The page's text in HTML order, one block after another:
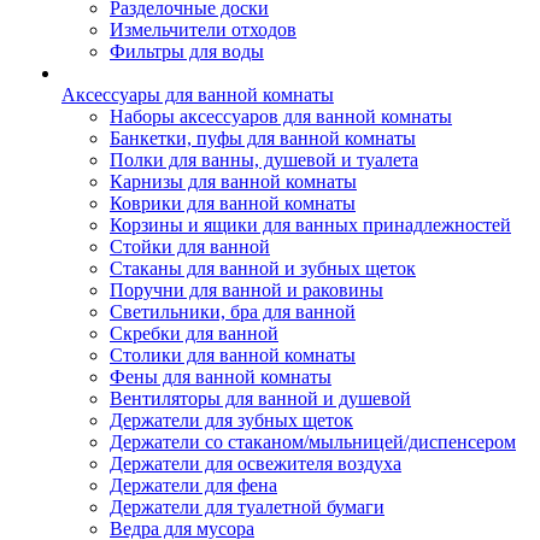
Разделочные доски
Измельчители отходов
Фильтры для воды
Аксессуары для ванной комнаты
Наборы аксессуаров для ванной комнаты
Банкетки, пуфы для ванной комнаты
Полки для ванны, душевой и туалета
Карнизы для ванной комнаты
Коврики для ванной комнаты
Корзины и ящики для ванных принадлежностей
Стойки для ванной
Стаканы для ванной и зубных щеток
Поручни для ванной и раковины
Светильники, бра для ванной
Скребки для ванной
Столики для ванной комнаты
Фены для ванной комнаты
Вентиляторы для ванной и душевой
Держатели для зубных щеток
Держатели со стаканом/мыльницей/диспенсером
Держатели для освежителя воздуха
Держатели для фена
Держатели для туалетной бумаги
Ведра для мусора